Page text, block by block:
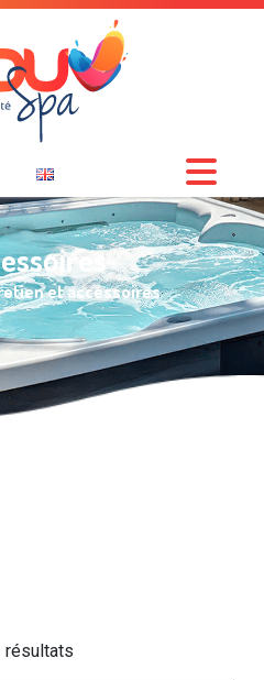
et accessoires
résultats